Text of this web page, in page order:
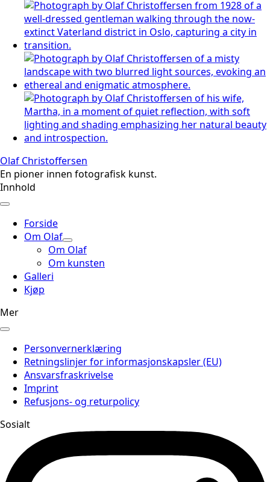
Olaf Christoffersen
En pioner innen fotografisk kunst.
Innhold
Forside
Om Olaf
Om Olaf
Om kunsten
Galleri
Kjøp
Mer
Personvernerklæring
Retningslinjer for informasjonskapsler (EU)
Ansvarsfraskrivelse
Imprint
Refusjons- og returpolicy
Sosialt